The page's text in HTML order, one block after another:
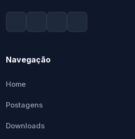
Navegação
Home
Postagens
Downloads